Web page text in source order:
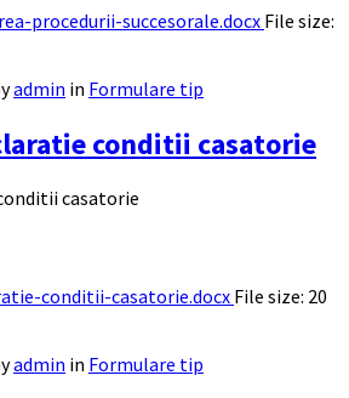
procedurii-succesorale.docx File size:
admin in Formulare tip
conditii casatorie
casatorie
conditii-casatorie.docx File size: 20
admin in Formulare tip